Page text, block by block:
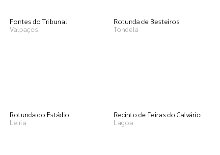
Fontes do Tribunal
Valpaços
Rotunda de Besteiros
Tondela
Rotunda do Estádio
Leiria
Recinto de Feiras do Calvário
Lagoa